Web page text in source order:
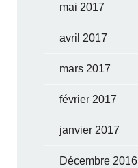
mai 2017
avril 2017
mars 2017
février 2017
janvier 2017
Décembre 2016